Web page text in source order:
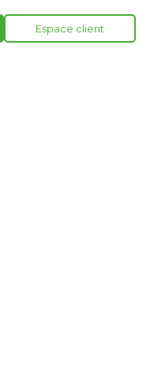
Espace client